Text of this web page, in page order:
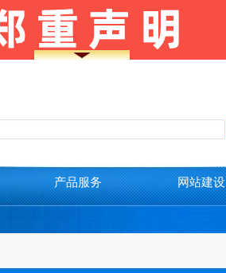
产品服务 网站建设